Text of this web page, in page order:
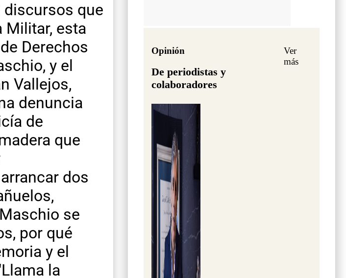
discursos que
Militar, esta
Derechos
y el
Vallejos,
denuncia
de
que
dos
se
por qué
y el
la
Opinión
De periodistas y
colaboradores
Ver
más